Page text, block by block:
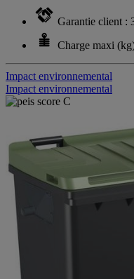
Garantie client :
Charge maxi
Impact environnemental
Impact environnemental